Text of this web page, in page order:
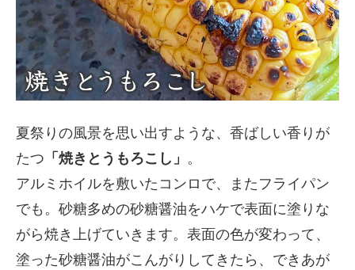
夏祭りの風景を思い出すような、香ばしい香りが
たつ 「焼きとうもろこし」 。
アルミホイルを敷いたコンロで、またフライパン
でも。砂糖多めの砂糖醤油をハケで表面に塗りな
がら焼き上げていきます。表面の色が変わって、
塗った砂糖醤油がこんがりしてきたら、できあが